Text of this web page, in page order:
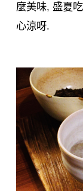
麼美味, 盛夏
心涼呀.